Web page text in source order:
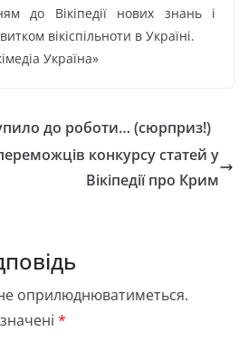
до Вікіпедії нових знань і
вікіспільноти в Україні.
Україна»
до роботи… (сюрприз!)
конкурсу статей у
Вікіпедії про Крим
оприлюднюватиметься.
*